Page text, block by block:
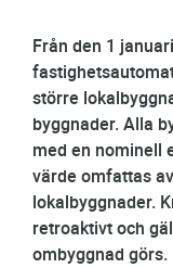
Från den 1
större
byggnader. Alla
med en nominell
värde omfattas
lokalbyggnader.
retroaktivt och
ombyggnad görs.